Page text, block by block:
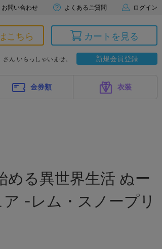
お問い合わせ よくあるご質問 ログイン
こちら カートを見る
さん いらっしゃいませ。 新規会員登録
金券類 衣装
める異世界生活 ぬー
-レム・スノープリ